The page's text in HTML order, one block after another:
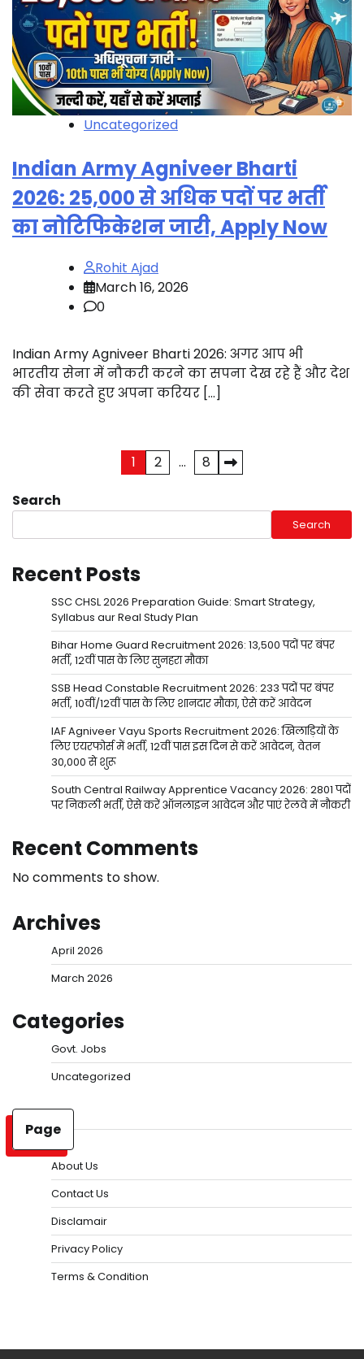
Uncategorized
Indian Army Agniveer Bharti
2026: 25,000 से अधिक पदों पर भर्ती
का नोटिफिकेशन जारी, Apply Now
Rohit Ajad
March 16, 2026
0
Indian Army Agniveer Bharti 2026: अगर आप भी
भारतीय सेना में नौकरी करने का सपना देख रहे हैं और देश
की सेवा करते हुए अपना करियर […]
pagination
1 2 … 8
Search
Search
Recent Posts
SSC CHSL 2026 Preparation Guide: Smart Strategy,
Syllabus aur Real Study Plan
Bihar Home Guard Recruitment 2026: 13,500 पदों पर बंपर
भर्ती, 12वीं पास के लिए सुनहरा मौका
SSB Head Constable Recruitment 2026: 233 पदों पर बंपर
भर्ती, 10वीं/12वीं पास के लिए शानदार मौका, ऐसे करें आवेदन
IAF Agniveer Vayu Sports Recruitment 2026: खिलाड़ियों के
लिए एयरफोर्स में भर्ती, 12वीं पास इस दिन से करें आवेदन, वेतन
30,000 से शुरू
South Central Railway Apprentice Vacancy 2026: 2801 पदों
पर निकली भर्ती, ऐसे करें ऑनलाइन आवेदन और पाएं रेलवे में नौकरी
Recent Comments
No comments to show.
Archives
April 2026
March 2026
Categories
Govt. Jobs
Uncategorized
Page
About Us
Contact Us
Disclamair
Privacy Policy
Terms & Condition